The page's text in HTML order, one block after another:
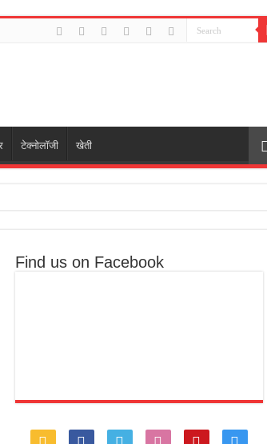
टेक्नोलॉजी खेती
जिंटा भी नजर आए
Find us on Facebook